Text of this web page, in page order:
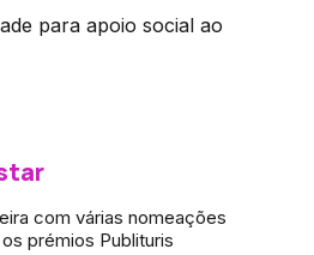
para apoio social ao
com várias nomeações
prémios Publituris